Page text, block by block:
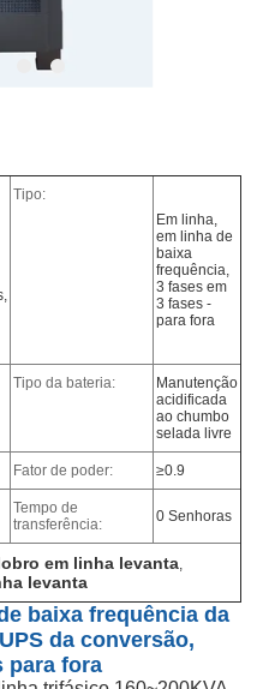
Tipo:
Em linha,
em linha de
baixa
frequência,
3 fases em
3 fases -
para fora
Tipo da bateria:
Manutenção
acidificada
ao chumbo
selada livre
Fator de poder: ≥0.9
Tempo de
transferência:
0 Senhoras
em linha levanta,
levanta
baixa frequência da
da conversão,
para fora